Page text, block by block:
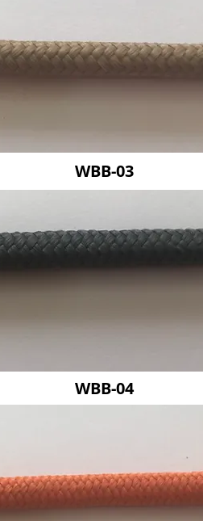
WBB-03
WBB-04